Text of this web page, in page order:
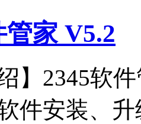
管家 V5.2
】2345软
件安装、